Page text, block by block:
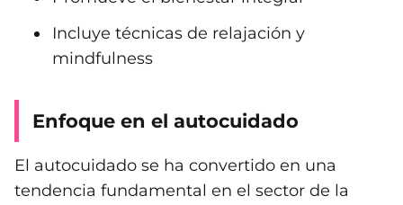
Incluye técnicas de relajación y
mindfulness
Enfoque en el autocuidado
El autocuidado se ha convertido en una
tendencia fundamental en el sector de la